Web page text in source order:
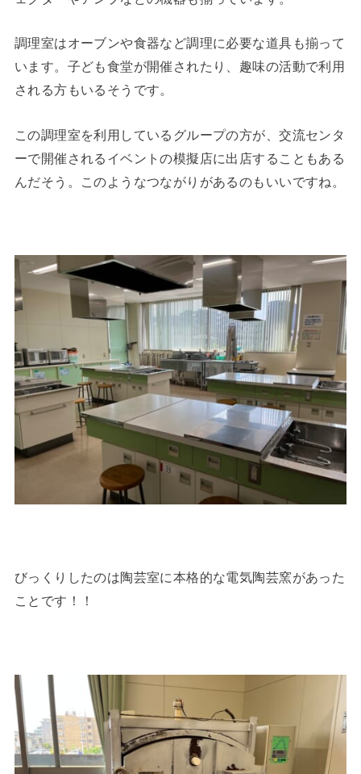
調理室はオーブンや食器など調理に必要な道具も揃って
います。子ども食堂が開催されたり、趣味の活動で利用
される方もいるそうです。
この調理室を利用しているグループの方が、交流センタ
ーで開催されるイベントの模擬店に出店することもある
んだそう。このようなつながりがあるのもいいですね。
びっくりしたのは陶芸室に本格的な電気陶芸窯があった
ことです！！